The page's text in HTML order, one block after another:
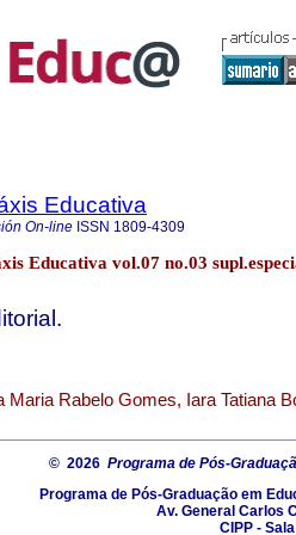
Educativa
On-line ISSN 1809-4309
Educativa vol.07 no.03
Maria Rabelo Gomes, Iara Tatiana
© 2026 Programa de Pós-
Programa de Pós-Graduação em
Av. General Carlos
CIPP -